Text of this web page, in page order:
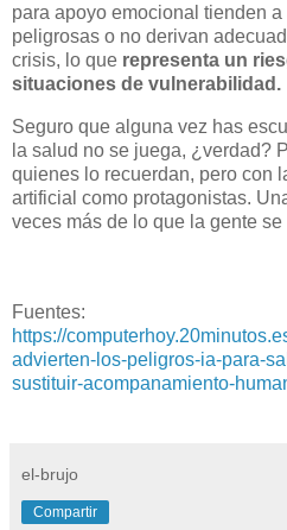
para apoyo emocional tienden
peligrosas o no derivan
crisis, lo que representa un
situaciones de vulnerabilidad.
Seguro que alguna vez has
la salud no se juega, ¿verdad?
quienes lo recuerdan, pero con
artificial como protagonistas.
veces más de lo que la gente se
Fuentes:
https://
advierten-los-peligros-ia-para-
sustituir-acompanamiento-
el-brujo
Compartir